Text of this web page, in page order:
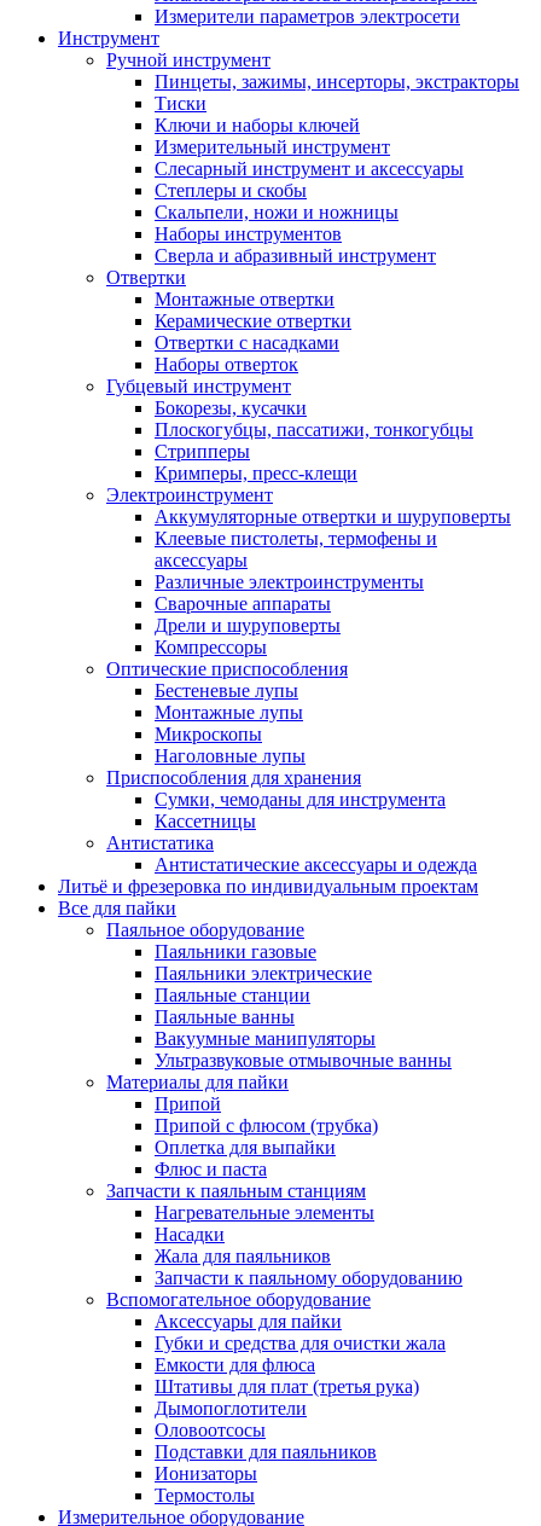
Измерители параметров электросети
Инструмент
Ручной инструмент
Пинцеты, зажимы, инсерторы, экстракторы
Тиски
Ключи и наборы ключей
Измерительный инструмент
Слесарный инструмент и аксессуары
Степлеры и скобы
Скальпели, ножи и ножницы
Наборы инструментов
Сверла и абразивный инструмент
Отвертки
Монтажные отвертки
Керамические отвертки
Отвертки с насадками
Наборы отверток
Губцевый инструмент
Бокорезы, кусачки
Плоскогубцы, пассатижи, тонкогубцы
Стрипперы
Кримперы, пресс-клещи
Электроинструмент
Аккумуляторные отвертки и шуруповерты
Клеевые пистолеты, термофены и
аксессуары
Различные электроинструменты
Сварочные аппараты
Дрели и шуруповерты
Компрессоры
Оптические приспособления
Бестеневые лупы
Монтажные лупы
Микроскопы
Наголовные лупы
Приспособления для хранения
Сумки, чемоданы для инструмента
Кассетницы
Антистатика
Антистатические аксессуары и одежда
Литьё и фрезеровка по индивидуальным проектам
Все для пайки
Паяльное оборудование
Паяльники газовые
Паяльники электрические
Паяльные станции
Паяльные ванны
Вакуумные манипуляторы
Ультразвуковые отмывочные ванны
Материалы для пайки
Припой
Припой с флюсом (трубка)
Оплетка для выпайки
Флюс и паста
Запчасти к паяльным станциям
Нагревательные элементы
Насадки
Жала для паяльников
Запчасти к паяльному оборудованию
Вспомогательное оборудование
Аксессуары для пайки
Губки и средства для очистки жала
Емкости для флюса
Штативы для плат (третья рука)
Дымопоглотители
Оловоотсосы
Подставки для паяльников
Ионизаторы
Термостолы
Измерительное оборудование